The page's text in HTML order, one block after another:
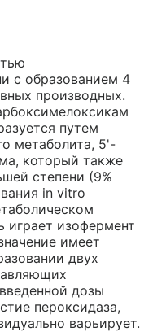
с образованием 4
производных.
путем
метаболита, 5'-
который также
степени (9%
in vitro
изофермент
имеет
двух
дозы
пероксидаза,
варьирует.